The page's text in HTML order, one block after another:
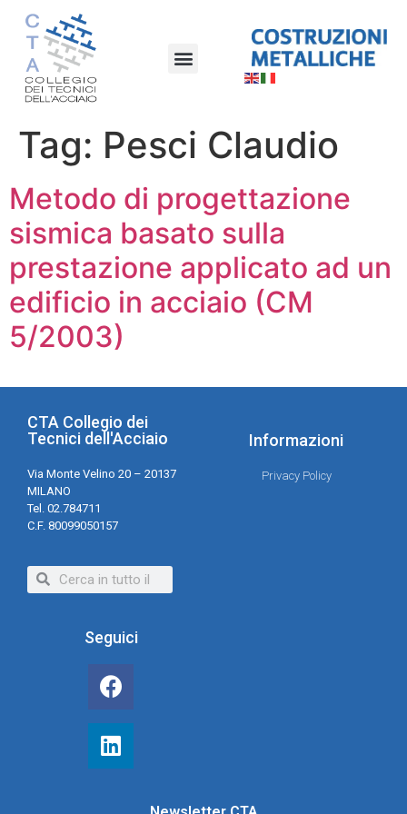
Tag: Pesci Claudio
Metodo di progettazione
sismica basato sulla
prestazione applicato ad un
edificio in acciaio (CM
5/2003)
CTA Collegio dei
Tecnici dell'Acciaio
Via Monte Velino 20 – 20137
MILANO
Tel. 02.784711
C.F. 80099050157
Informazioni
Privacy Policy
Seguici